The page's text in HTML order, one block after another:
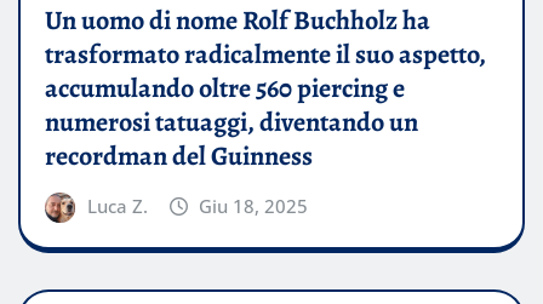
Un uomo di nome Rolf Buchholz ha
trasformato radicalmente il suo aspetto,
accumulando oltre 560 piercing e
numerosi tatuaggi, diventando un
recordman del Guinness
Luca Z. Giu 18, 2025